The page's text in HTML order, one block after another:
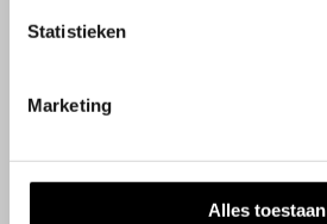
Statistieken
Marketing
Alles toestaan
Openingstijden
Contactgegevens